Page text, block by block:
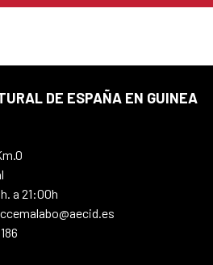
DE ESPAÑA EN GUINEA
a 21:00h